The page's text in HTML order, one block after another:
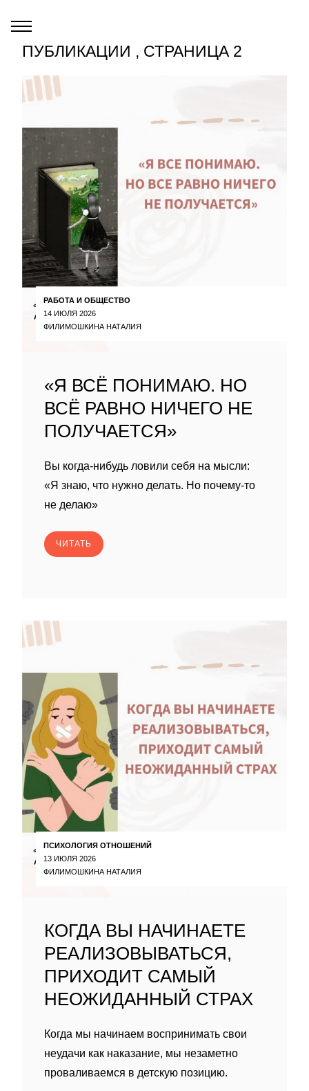
ПУБЛИКАЦИИ , СТРАНИЦА 2
РАБОТА И ОБЩЕСТВО
14 ИЮЛЯ 2026
ФИЛИМОШКИНА НАТАЛИЯ
«Я ВСЁ ПОНИМАЮ. НО
ВСЁ РАВНО НИЧЕГО НЕ
ПОЛУЧАЕТСЯ»
Вы когда-нибудь ловили себя на мысли:
«Я знаю, что нужно делать. Но почему-то
не делаю»
ЧИТАТЬ
ПСИХОЛОГИЯ ОТНОШЕНИЙ
13 ИЮЛЯ 2026
ФИЛИМОШКИНА НАТАЛИЯ
КОГДА ВЫ НАЧИНАЕТЕ
РЕАЛИЗОВЫВАТЬСЯ,
ПРИХОДИТ САМЫЙ
НЕОЖИДАННЫЙ СТРАХ
Когда мы начинаем воспринимать свои
неудачи как наказание, мы незаметно
проваливаемся в детскую позицию.